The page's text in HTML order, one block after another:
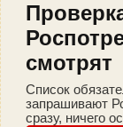
смотрят
Список
запрашивают
сразу, ничего